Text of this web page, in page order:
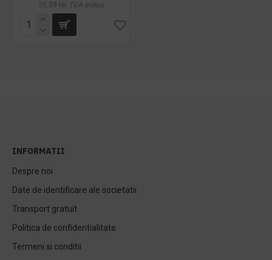
35,59 lei TVA inclus
INFORMATII
Despre noi
Date de identificare ale societatii
Transport gratuit
Politica de confidentialitate
Termeni si conditii